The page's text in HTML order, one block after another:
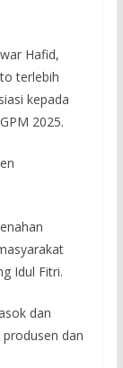
Hafid,
terlebih
kepada
2025.
Idul Fitri.
dan
dan